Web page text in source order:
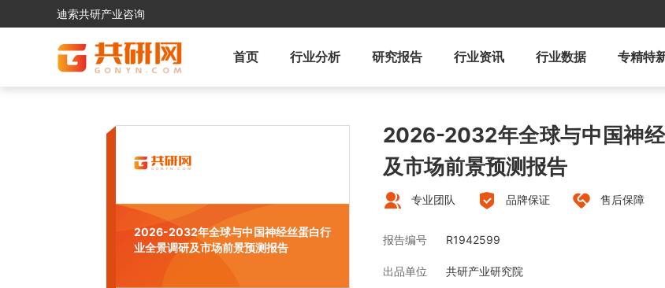
迪索共研产业咨询
首页 行业分析 研究报告 行业资讯 行业数据 专精特
2026-2032年全球与中国神经丝蛋白行
业全景调研及市场前景预测报告
2026-2032年全球与中国神
及市场前景预测报告
专业团队 品牌保证 售后保障
报告编号 R1942599
出品单位 共研产业研究院